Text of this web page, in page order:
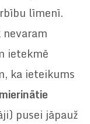
līmenī.
ietekmē
ka ieteikums
pusei jāpauž